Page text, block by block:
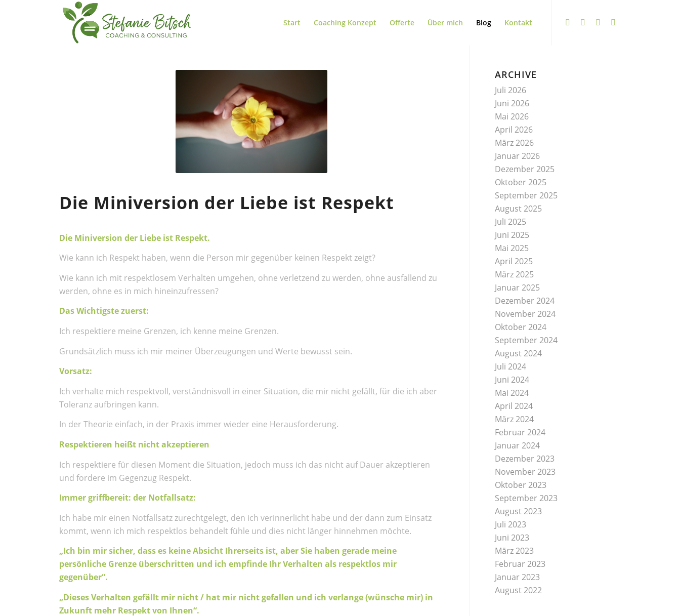
Start Coaching Konzept Offerte Über mich Blog Kontakt
Die Miniversion der Liebe ist Respekt
Die Miniversion der Liebe ist Respekt.
Wie kann ich Respekt haben, wenn die Person mir gegenüber keinen Respekt zeigt?
Wie kann ich mit respektlosem Verhalten umgehen, ohne verletzend zu werden, ohne ausfallend zu
werden, ohne es in mich hineinzufressen?
Das Wichtigste zuerst:
Ich respektiere meine Grenzen, ich kenne meine Grenzen.
Grundsätzlich muss ich mir meiner Überzeugungen und Werte bewusst sein.
Vorsatz:
Ich verhalte mich respektvoll, verständnisvoll in einer Situation, die mir nicht gefällt, für die ich aber
Toleranz aufbringen kann.
In der Theorie einfach, in der Praxis immer wieder eine Herausforderung.
Respektieren heißt nicht akzeptieren
Ich respektiere für diesen Moment die Situation, jedoch muss ich das nicht auf Dauer akzeptieren
und fordere im Gegenzug Respekt.
Immer griffbereit: der Notfallsatz:
Ich habe mir einen Notfallsatz zurechtgelegt, den ich verinnerlicht habe und der dann zum Einsatz
kommt, wenn ich mich respektlos behandelt fühle und dies nicht länger hinnehmen möchte.
„Ich bin mir sicher, dass es keine Absicht Ihrerseits ist, aber Sie haben gerade meine
persönliche Grenze überschritten und ich empfinde Ihr Verhalten als respektlos mir
gegenüber“.
„Dieses Verhalten gefällt mir nicht / hat mir nicht gefallen und ich verlange (wünsche mir) in
Zukunft mehr Respekt von Ihnen“.
ARCHIVE
Juli 2026
Juni 2026
Mai 2026
April 2026
März 2026
Januar 2026
Dezember 2025
Oktober 2025
September 2025
August 2025
Juli 2025
Juni 2025
Mai 2025
April 2025
März 2025
Januar 2025
Dezember 2024
November 2024
Oktober 2024
September 2024
August 2024
Juli 2024
Juni 2024
Mai 2024
April 2024
März 2024
Februar 2024
Januar 2024
Dezember 2023
November 2023
Oktober 2023
September 2023
August 2023
Juli 2023
Juni 2023
März 2023
Februar 2023
Januar 2023
August 2022